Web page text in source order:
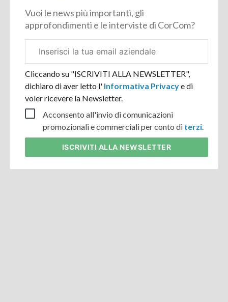
Vuoi le news più importanti, gli
approfondimenti e le interviste di CorCom?
aziendale
Cliccando su "ISCRIVITI ALLA NEWSLETTER",
dichiaro di aver letto l' Informativa Privacye di
voler ricevere la Newsletter.
Acconsento all'invio di comunicazioni
promozionali e commerciali per conto di terzi.
ISCRIVITI ALLA NEWSLETTER